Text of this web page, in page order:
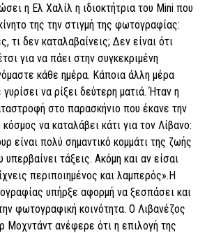
η Ελ Χαλίλ η ιδιοκτήτρια του Mini που
της την στιγμή της φωτογραφίας:
τι δεν καταλαβαίνεις; Δεν είναι ότι
για να πάει στην συγκεκριμένη
κάθε ημέρα. Κάποια άλλη μέρα
να ρίξει δεύτερη ματιά. Ήταν η
στο παρασκήνιο που έκανε την
να καταλάβει κάτι για τον Λίβανο:
είναι πολύ σημαντικό κομμάτι της ζωής
υπερβαίνει τάξεις. Ακόμη και αν είσαι
περιποιημένος και λαμπερός».Η
υπήρξε αφορμή να ξεσπάσει και
φωτογραφική κοινότητα. Ο Λιβανέζος
ανέφερε ότι η επιλογή της